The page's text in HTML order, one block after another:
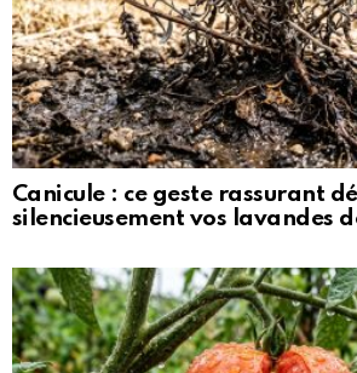
Canicule : ce geste rassurant
silencieusement vos lavandes